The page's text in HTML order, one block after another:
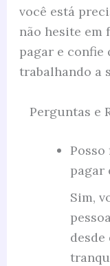
você está
não hesite em
pagar e confie
trabalhando a
Perguntas e
Posso
pagar
Sim,
desde